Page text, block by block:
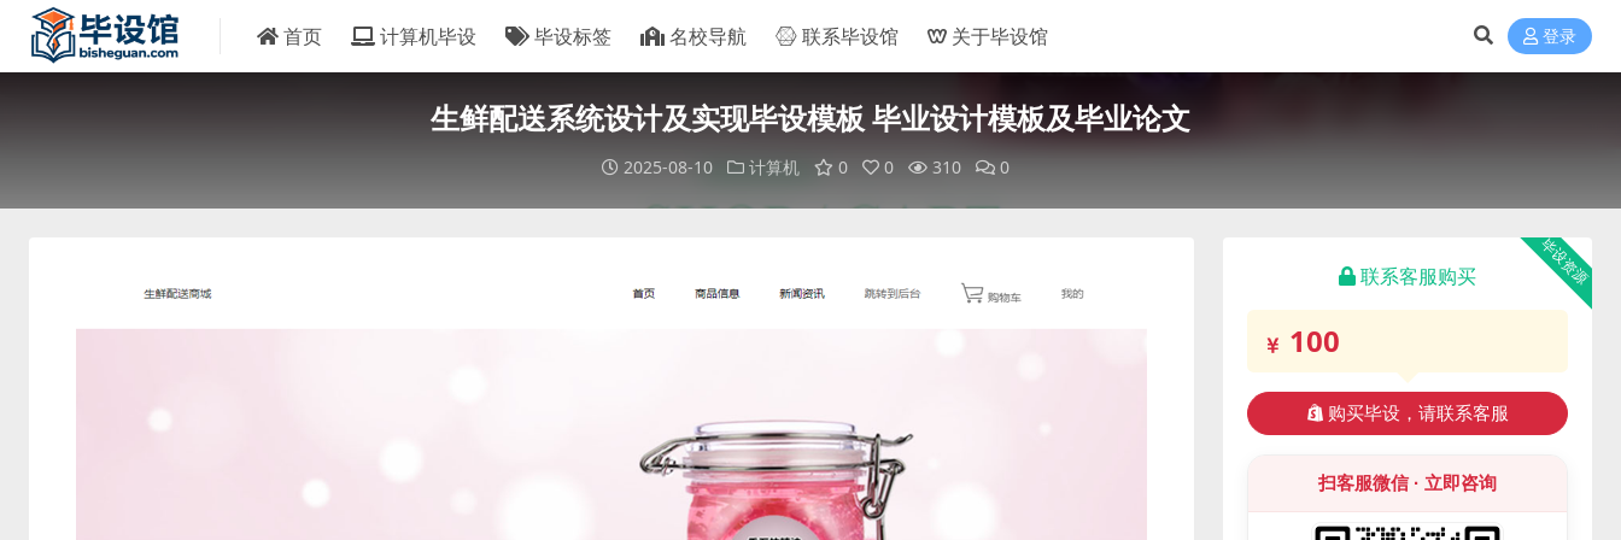
首页 计算机毕设 毕设标签 名校导航 联系毕设馆 关于毕设馆 登录
生鲜配送系统设计及实现毕设模板 毕业设计模板及毕业论文
2025-08-10 计算机 0 0 310 0
毕设资源
联系客服购买
100
购买毕设，请联系客服
扫客服微信 · 立即咨询